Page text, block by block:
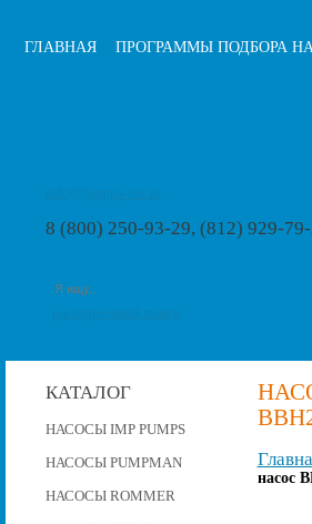
ГЛАВНАЯ ПРОГРАММЫ ПОДБОРА
8 (800) 250-93-29, (812) 929-
КАТАЛОГ
НАСОСЫ IMP PUMPS
НАСОСЫ PUMPMAN
НАСОСЫ ROMMER
насос